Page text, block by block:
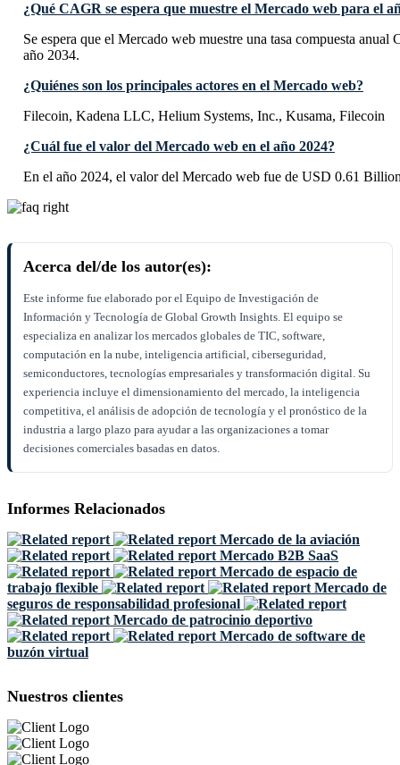
¿Qué CAGR se espera que muestre el Mercado web para el
Se espera que el Mercado web muestre una tasa compuesta anual
año 2034.
¿Quiénes son los principales actores en el Mercado web?
Filecoin, Kadena LLC, Helium Systems, Inc., Kusama, Filecoin
¿Cuál fue el valor del Mercado web en el año 2024?
En el año 2024, el valor del Mercado web fue de USD 0.61
Acerca del/de los autor(es):
Este informe fue elaborado por el Equipo de Investigación de
Información y Tecnología de Global Growth Insights. El equipo se
especializa en analizar los mercados globales de TIC, software,
computación en la nube, inteligencia artificial, ciberseguridad,
semiconductores, tecnologías empresariales y transformación digital. Su
experiencia incluye el dimensionamiento del mercado, la inteligencia
competitiva, el análisis de adopción de tecnología y el pronóstico de la
industria a largo plazo para ayudar a las organizaciones a tomar
decisiones comerciales basadas en datos.
Informes Relacionados
Mercado de la aviación
Mercado B2B SaaS
Mercado de espacio de
trabajo flexible
Mercado de
seguros de responsabilidad profesional
Mercado de patrocinio deportivo
Mercado de software de
buzón virtual
Nuestros clientes